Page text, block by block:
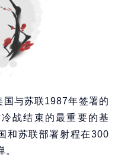
国与苏联1987年签署的
战结束的最重要的基
和苏联部署射程在300